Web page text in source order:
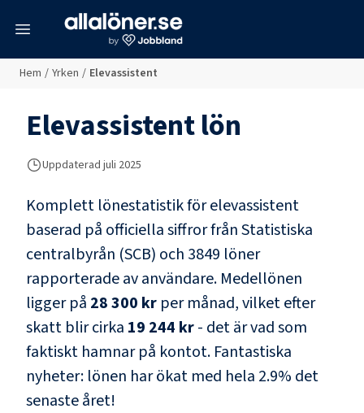
Hem / Yrken / Elevassistent
Elevassistentlön
Uppdaterad juli 2025
Komplett lönestatistik förelevassistent
baserad på officiella siffror från Statistiska
centralbyrån (SCB) och 3849 löner
rapporterade av användare. Medellönen
ligger på 28 300 kr per månad, vilket efter
skatt blir cirka 19 244 kr- det är vad som
faktiskt hamnar på kontot. Fantastiska
nyheter: lönen har ökat med hela 2.9% det
senaste året!